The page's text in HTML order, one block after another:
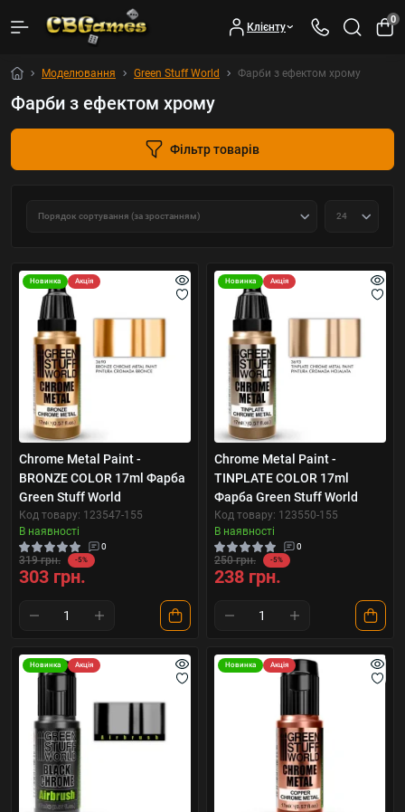
Клієнту
0
Моделювання Green Stuff World Фарби з ефектом хрому
Фарби з ефектом хрому
Фільтр товарів
Новинка Акція
Chrome Metal Paint -
BRONZE COLOR 17ml Фарба
Green Stuff World
Код товару: 123547-155
В наявності
0
319 грн. -5%
303 грн.
Новинка Акція
Chrome Metal Paint -
TINPLATE COLOR 17ml
Фарба Green Stuff World
Код товару: 123550-155
В наявності
0
250 грн. -5%
238 грн.
Новинка Акція Новинка Акція